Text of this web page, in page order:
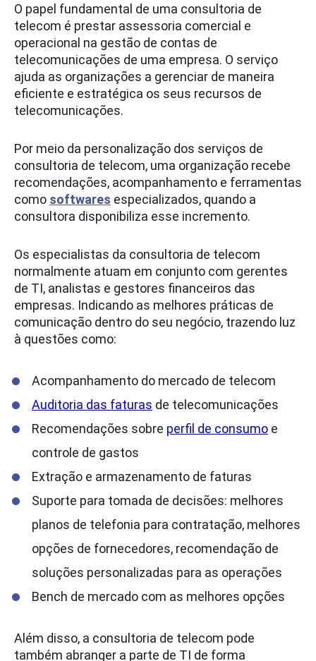
O papel fundamental de uma consultoria de
telecom é prestar assessoria comercial e
operacional na gestão de contas de
telecomunicações de uma empresa. O serviço
ajuda as organizações a gerenciar de maneira
eficiente e estratégica os seus recursos de
telecomunicações.
Por meio da personalização dos serviços de
consultoria de telecom, uma organização recebe
recomendações, acompanhamento e ferramentas
como softwares especializados, quando a
consultora disponibiliza esse incremento.
Os especialistas da consultoria de telecom
normalmente atuam em conjunto com gerentes
de TI, analistas e gestores financeiros das
empresas. Indicando as melhores práticas de
comunicação dentro do seu negócio, trazendo luz
à questões como:
Acompanhamento do mercado de telecom
Auditoria das faturas de telecomunicações
Recomendações sobre perfil de consumo e
controle de gastos
Extração e armazenamento de faturas
Suporte para tomada de decisões: melhores
planos de telefonia para contratação, melhores
opções de fornecedores, recomendação de
soluções personalizadas para as operações
Bench de mercado com as melhores opções
Além disso, a consultoria de telecom pode
também abranger a parte de TI de forma